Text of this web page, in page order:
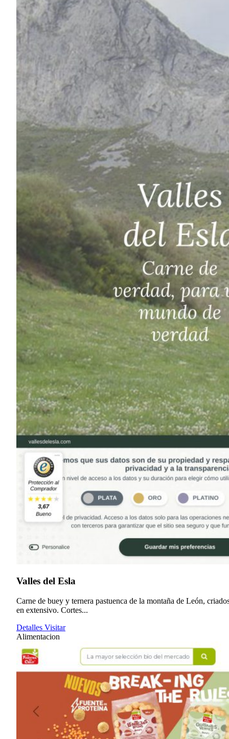
Valles del Esla
Carne de buey y ternera pastuenca de la montaña de León,
en extensivo. Cortes...
Detalles Visitar
Alimentacion